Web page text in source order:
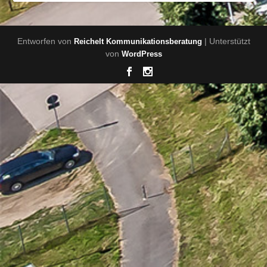
Entworfen von Reichelt Kommunikationsberatung | Unterstützt
von WordPress